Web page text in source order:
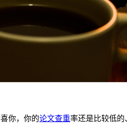
你，你的论文查重率还是比较低